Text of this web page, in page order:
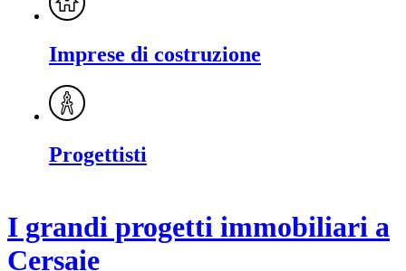
Imprese di costruzione
Progettisti
I grandi progetti immobiliari a
Cersaie